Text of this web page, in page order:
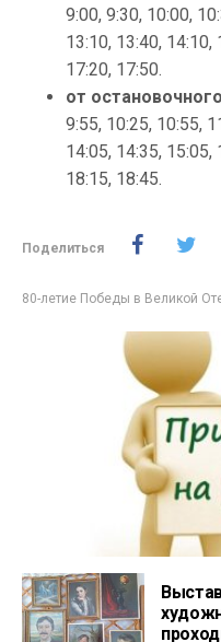
9:00, 9:30, 10:00,
13:10, 13:40, 14:10,
17:20, 17:50.
от
9:55, 10:25, 10:55,
14:05, 14:35, 15:05,
18:15, 18:45.
Поделиться
80-летие Победы в Великой